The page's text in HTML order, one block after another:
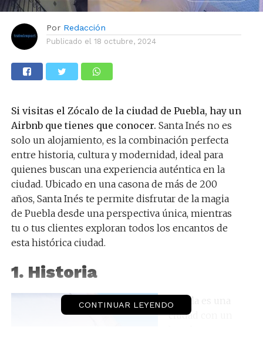
Por Redacción
Publicado el 18 octubre, 2024
Si visitas el Zócalo de la ciudad de Puebla, hay un
Airbnb que tienes que conocer. Santa Inés no es
solo un alojamiento, es la combinación perfecta
entre historia, cultura y modernidad, ideal para
quienes buscan una experiencia auténtica en la
ciudad. Ubicado en una casona de más de 200
años, Santa Inés te permite disfrutar de la magia
de Puebla desde una perspectiva única, mientras
tu o tus clientes exploran todos los encantos de
esta histórica ciudad.
1. Historia
Puebla es una
ciudad con un
CONTINUAR LEYENDO